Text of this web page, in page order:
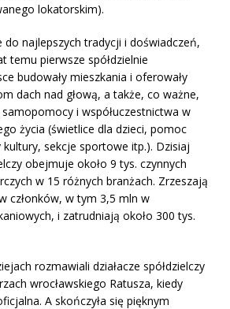
lokatorskim).
do najlepszych tradycji i doświadczeń,
temu pierwsze spółdzielnie
budowały mieszkania i oferowały
dach nad głową, a także, co ważne,
i współuczestnictwa w
życia (świetlice dla dzieci, pomoc
kultury, sekcje sportowe itp.). Dzisiaj
obejmuje około 9 tys. czynnych
w 15 różnych branżach. Zrzeszają
członków, w tym 3,5 mln w
i zatrudniają około 300 tys.
rozmawiali działacze spółdzielczy
wrocławskiego Ratusza, kiedy
A skończyła się pięknym